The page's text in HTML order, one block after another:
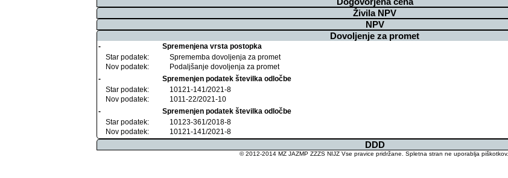
Živila NPV
NPV
Dovoljenje za promet
-
Spremenjena vrsta postopka
Star podatek:
Sprememba dovoljenja za promet
Nov podatek:
Podaljšanje dovoljenja za promet
-
Spremenjen podatek številka odločbe
Star podatek:
10121-141/2021-8
Nov podatek:
1011-22/2021-10
-
Spremenjen podatek številka odločbe
Star podatek:
10123-361/2018-8
Nov podatek:
10121-141/2021-8
DDD
© 2012-2014 MZ JAZMP ZZZS NIJZ Vse pravice pridržane. Spletna stran ne uporablja piškotkov.